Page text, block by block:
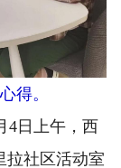
得。
日上午，西
拉社区活动室